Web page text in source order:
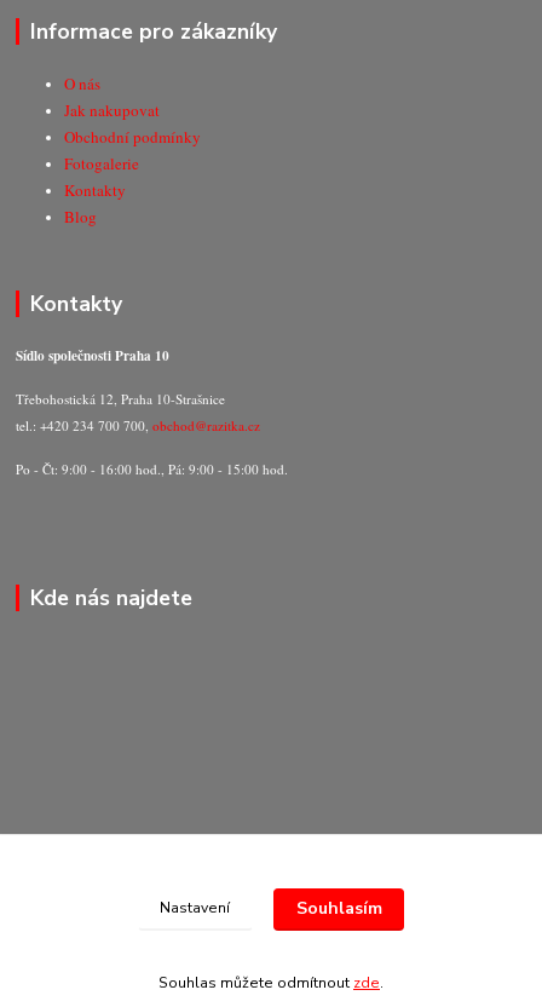
Informace pro zákazníky
O nás
Jak nakupovat
Obchodní podmínky
Fotogalerie
Kontakty
Blog
Kontakty
Sídlo společnosti Praha 10
Třebohostická 12, Praha 10-Strašnice
tel.: +420 234 700 700,obchod@razitka.cz
Po - Čt: 9:00 - 16:00 hod., Pá: 9:00 - 15:00 hod.
Kde nás najdete
© Copyright 2020-2026 Marking Center CZ a.s.
Nastavení Souhlasím
Souhlas můžete odmítnout zde.